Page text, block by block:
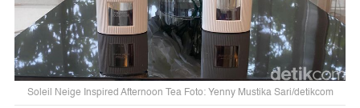
Soleil Neige Inspired Afternoon Tea Foto: Yenny Mustika Sari/detikcom